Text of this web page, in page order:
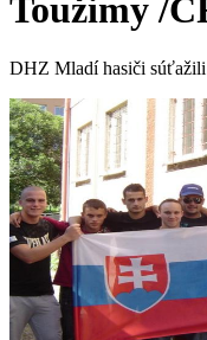
Toužimy /
DHZ Mladí hasiči